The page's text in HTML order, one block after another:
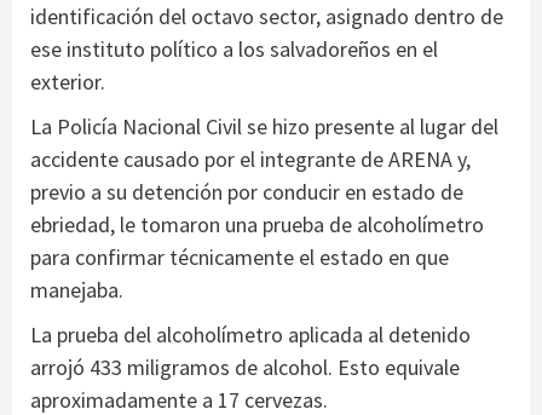
identificación del octavo sector, asignado dentro de
ese instituto político a los salvadoreños en el
exterior.
La Policía Nacional Civil se hizo presente al lugar del
accidente causado por el integrante de ARENA y,
previo a su detención por conducir en estado de
ebriedad, le tomaron una prueba de alcoholímetro
para confirmar técnicamente el estado en que
manejaba.
La prueba del alcoholímetro aplicada al detenido
arrojó 433 miligramos de alcohol. Esto equivale
aproximadamente a 17 cervezas.